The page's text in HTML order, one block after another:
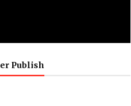
Publish